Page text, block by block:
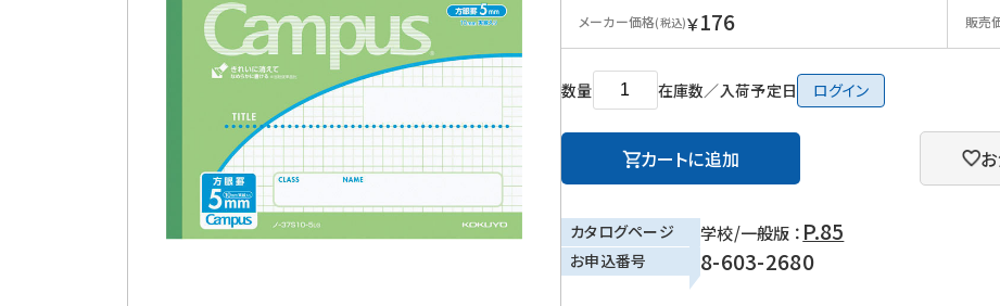
メーカー価格(税込)￥176 販売
数量 在庫数／入荷予定日 ログイン
カートに追加
カタログページ 学校/一般版 ： P.85
お申込番号 8-603-2680